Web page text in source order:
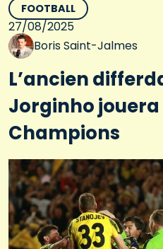
FOOTBALL
27/08/2025
Boris Saint-Jalmes
L’ancien
Jorginho jouera
Champions